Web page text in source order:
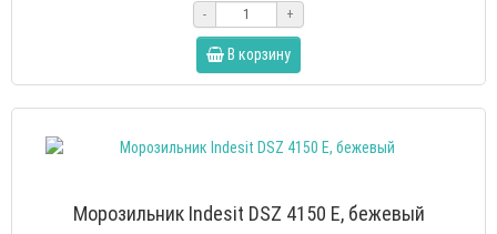
- +
В корзину
Морозильник Indesit DSZ 4150 E, бежевый